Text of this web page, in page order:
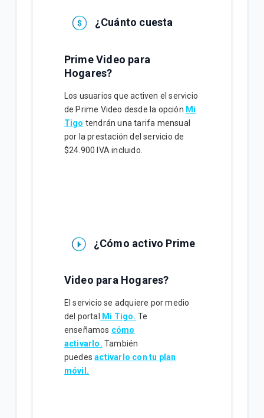
¿Cuánto cuesta
Prime Video para
Hogares?
Los usuarios que activen el servicio
de Prime Video desde la opción Mi
Tigo tendrán una tarifa mensual
por la prestación del servicio de
$24.900 IVA incluido.
¿Cómo activo Prime
Video para Hogares?
El servicio se adquiere por medio
del portal
Mi Tigo. Te
enseñamos cómo
activarlo. También
puedes activarlo con tu plan
móvil.